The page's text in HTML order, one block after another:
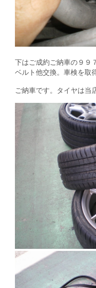
下はご成約ご納車の９９
ベルト他交換。車検を取
ご納車です。タイヤは当